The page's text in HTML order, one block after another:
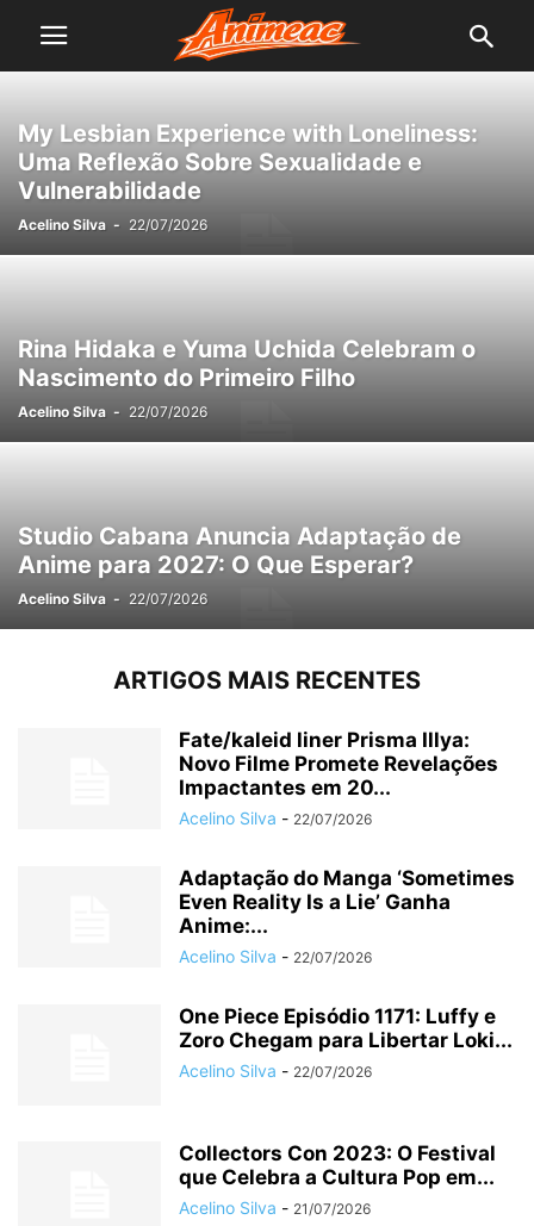
My Lesbian Experience with Loneliness:
Uma Reflexão Sobre Sexualidade e
Vulnerabilidade
Acelino Silva - 22/07/2026
Rina Hidaka e Yuma Uchida Celebram o
Nascimento do Primeiro Filho
Acelino Silva - 22/07/2026
Studio Cabana Anuncia Adaptação de
Anime para 2027: O Que Esperar?
Acelino Silva - 22/07/2026
ARTIGOS MAIS RECENTES
Fate/kaleid liner Prisma Illya:
Novo Filme Promete Revelações
Impactantes em 20...
Acelino Silva - 22/07/2026
Adaptação do Manga ‘Sometimes
Even Reality Is a Lie’ Ganha
Anime:...
Acelino Silva - 22/07/2026
One Piece Episódio 1171: Luffy e
Zoro Chegam para Libertar Loki...
Acelino Silva - 22/07/2026
Collectors Con 2023: O Festival
que Celebra a Cultura Pop em...
Acelino Silva - 21/07/2026